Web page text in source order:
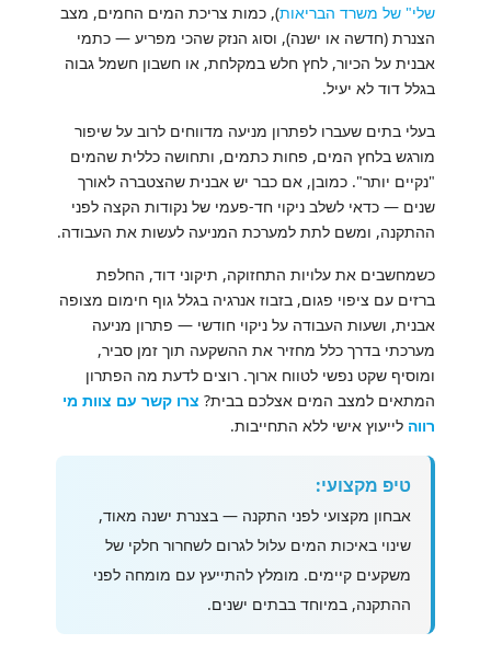
שלי" של משרד הבריאות), כמות צריכת המים החמים, מצב
הצנרת (חדשה או ישנה), וסוג הנזק שהכי מפריע — כתמי
אבנית על הכיור, לחץ חלש במקלחת, או חשבון חשמל גבוה
בגלל דוד לא יעיל.
בעלי בתים שעברו לפתרון מניעה מדווחים לרוב על שיפור
מורגש בלחץ המים, פחות כתמים, ותחושה כללית שהמים
"נקיים יותר". כמובן, אם כבר יש אבנית שהצטברה לאורך
שנים — כדאי לשלב ניקוי חד-פעמי של נקודות הקצה לפני
ההתקנה, ומשם לתת למערכת המניעה לעשות את העבודה.
כשמחשבים את עלויות התחזוקה, תיקוני דוד, החלפת
ברזים עם ציפוי פגום, בזבוז אנרגיה בגלל גוף חימום מצופה
אבנית, ושעות העבודה על ניקוי חודשי — פתרון מניעה
מערכתי בדרך כלל מחזיר את ההשקעה תוך זמן סביר,
ומוסיף שקט נפשי לטווח ארוך. רוצים לדעת מה הפתרון
המתאים למצב המים אצלכם בבית? צרו קשר עם צוות מי
רווה לייעוץ אישי ללא התחייבות.
טיפ מקצועי:
אבחון מקצועי לפני התקנה — בצנרת ישנה מאוד,
שינוי באיכות המים עלול לגרום לשחרור חלקי של
משקעים קיימים. מומלץ להתייעץ עם מומחה לפני
ההתקנה, במיוחד בבתים ישנים.